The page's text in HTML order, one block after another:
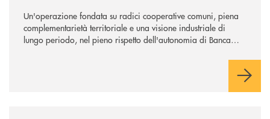
Un'operazione fondata su radici cooperative comuni, piena
complementarietà territoriale e una visione industriale di
lungo periodo, nel pieno rispetto dell'autonomia di Banca
negoziazione esclusiva per la finalizzazione dell’operazione.